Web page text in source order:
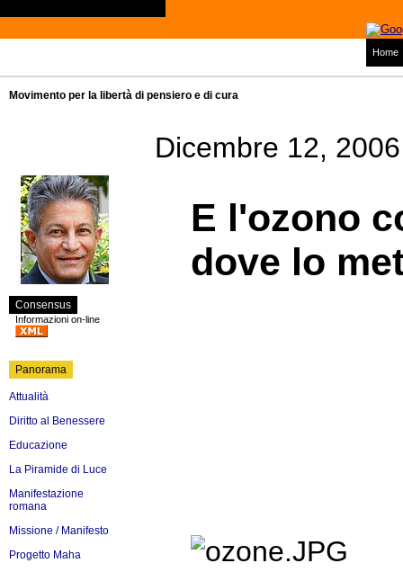
Home
Movimento per la libertà di pensiero e di cura
Consensus
Informazioni on-line
Panorama
Attualità
Diritto al Benessere
Educazione
La Piramide di Luce
Manifestazione
romana
Missione / Manifesto
Progetto Maha
Dicembre 12, 2006
E l'ozono
dove lo